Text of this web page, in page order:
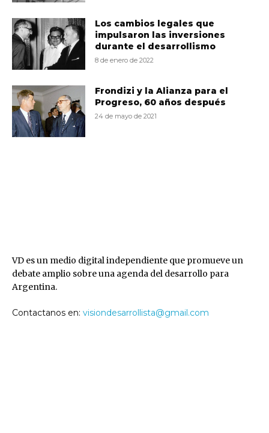
Los cambios legales que
impulsaron las inversiones
durante el desarrollismo
8 de enero de 2022
Frondizi y la Alianza para el
Progreso, 60 años después
24 de mayo de 2021
VD es un medio digital independiente que promueve un
debate amplio sobre una agenda del desarrollo para
Argentina.
Contactanos en: visiondesarrollista@gmail.com